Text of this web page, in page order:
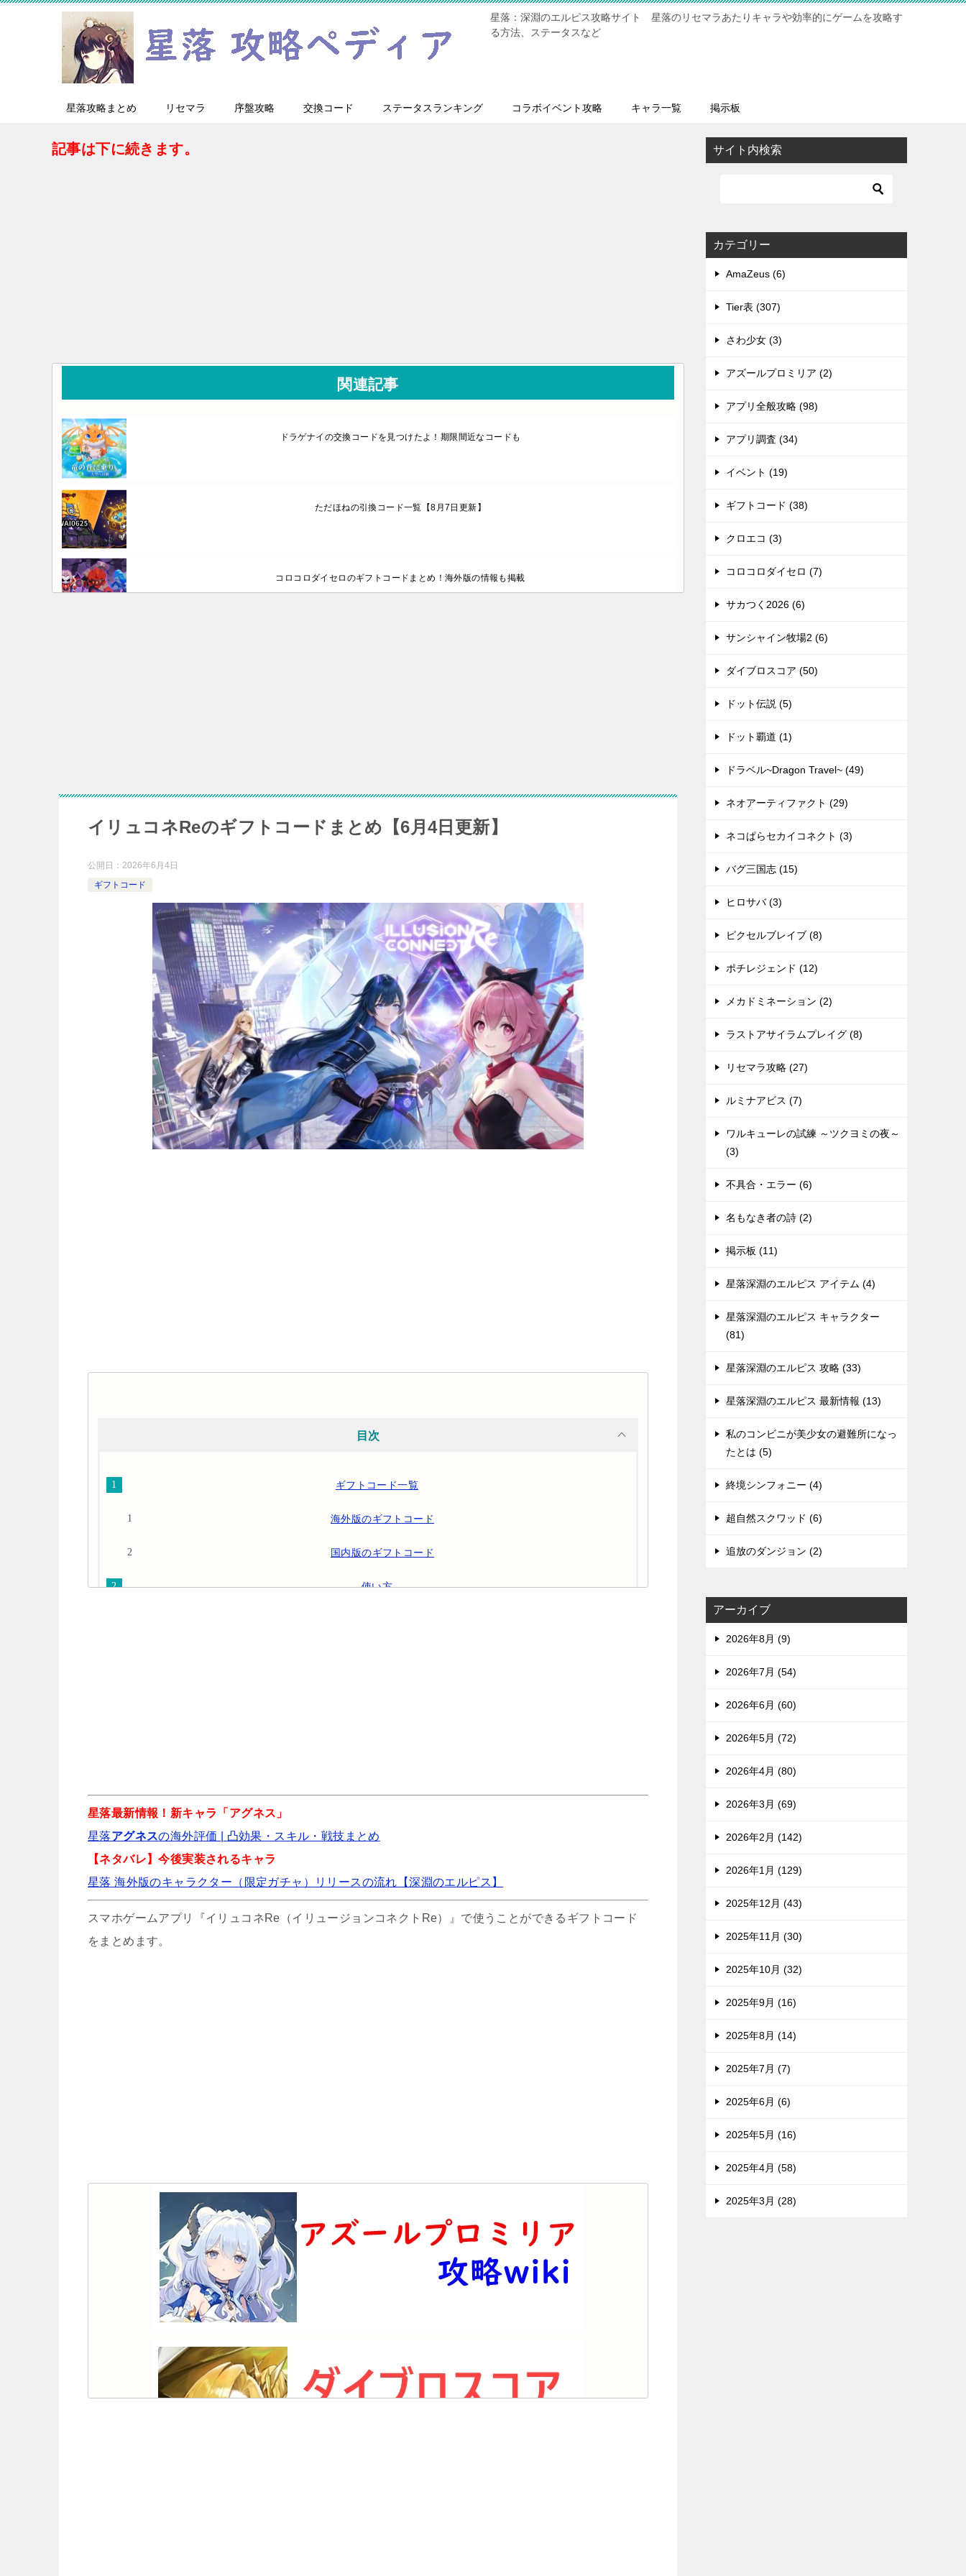
星落：深淵のエルピス攻略サイト 星落のリセマラあたりキャラや効率的にゲームを攻略す
る方法、ステータスなど
星落攻略まとめ リセマラ 序盤攻略 交換コード ステータスランキング コラボイベント攻略 キャラ一覧 掲示板
記事は下に続きます。
関連記事
ドラゲナイの交換コードを見つけたよ！期限間近なコードも
ただほねの引換コード一覧【8月7日更新】
コロコロダイセロのギフトコードまとめ！海外版の情報も掲載
イリュコネReのギフトコードまとめ【6月4日更新】
公開日： 2026年6月4日
ギフトコード
目次
ギフトコード一覧
海外版のギフトコード
国内版のギフトコード
使い方
勇者連盟のギフトコード一覧【7月19日追加】
神への叛逆者 ロストオリジンのギフトコードの使い方！課金する前に報酬ゲット
星落最新情報！新キャラ「アグネス」
星落アグネスの海外評価 | 凸効果・スキル・戦技まとめ️
【ネタバレ】今後実装されるキャラ
星落 海外版のキャラクター（限定ガチャ）リリースの流れ【深淵のエルピス】
スマホゲームアプリ『イリュコネRe（イリュージョンコネクトRe）』で使うことができるギフトコード
をまとめます。
サイト内検索
カテゴリー
AmaZeus (6)
Tier表 (307)
さわ少女 (3)
アズールプロミリア (2)
アプリ全般攻略 (98)
アプリ調査 (34)
イベント (19)
ギフトコード (38)
クロエコ (3)
コロコロダイセロ (7)
サカつく2026 (6)
サンシャイン牧場2 (6)
ダイブロスコア (50)
ドット伝説 (5)
ドット覇道 (1)
ドラベル~Dragon Travel~ (49)
ネオアーティファクト (29)
ネコぱらセカイコネクト (3)
バグ三国志 (15)
ヒロサバ (3)
ピクセルブレイブ (8)
ポチレジェンド (12)
メカドミネーション (2)
ラストアサイラムプレイグ (8)
リセマラ攻略 (27)
ルミナアビス (7)
ワルキューレの試練 ～ツクヨミの夜～
(3)
不具合・エラー (6)
名もなき者の詩 (2)
掲示板 (11)
星落深淵のエルピス アイテム (4)
星落深淵のエルピス キャラクター
(81)
星落深淵のエルピス 攻略 (33)
星落深淵のエルピス 最新情報 (13)
私のコンビニが美少女の避難所になっ
たとは (5)
終境シンフォニー (4)
超自然スクワッド (6)
追放のダンジョン (2)
アーカイブ
2026年8月 (9)
2026年7月 (54)
2026年6月 (60)
2026年5月 (72)
2026年4月 (80)
2026年3月 (69)
2026年2月 (142)
2026年1月 (129)
2025年12月 (43)
2025年11月 (30)
2025年10月 (32)
2025年9月 (16)
2025年8月 (14)
2025年7月 (7)
2025年6月 (6)
2025年5月 (16)
2025年4月 (58)
2025年3月 (28)